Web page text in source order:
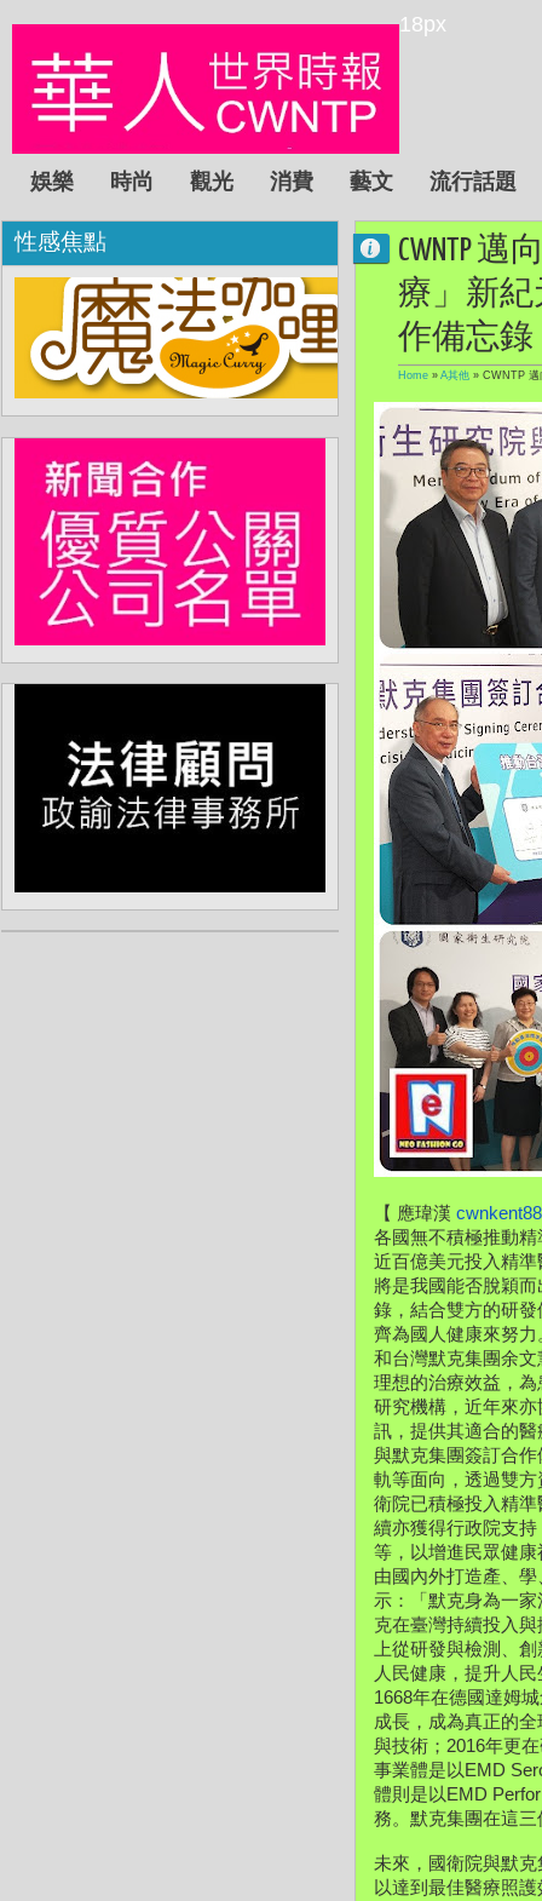
18px
娛樂 時尚 觀光 消費 藝文 流行話題
CWNTP
療」新紀
作備忘錄
Home » A其他 » CWNTP 邁
【 應瑋漢
各國無不積極推動
近百億美元投入精
將是我國能否脫穎
錄，結合雙方的研
齊為國人健康來努
和台灣默克集團余
理想的治療效益，
研究機構，近年來
訊，提供其適合的
與默克集團簽訂合
軌等面向，透過雙
衛院已積極投入精
續亦獲得行政院支
等，以增進民眾健
由國內外打造產、
示：「默克身為一
克在臺灣持續投入
上從研發與檢測、
人民健康，提升人
1668年在德國達姆
成長，成為真正的
與技術；2016年更
事業體是以EMD
體則是以EMD
務。默克集團在這
未來，國衛院與默
以達到最佳醫療照
性感焦點